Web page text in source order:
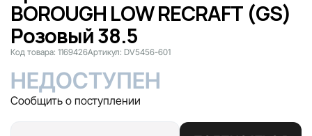
BOROUGH LOW RECRAFT (GS)
Розовый 38.5
Код товара: 1169426Артикул: DV5456-601
НЕДОСТУПЕН
Сообщить о поступлении